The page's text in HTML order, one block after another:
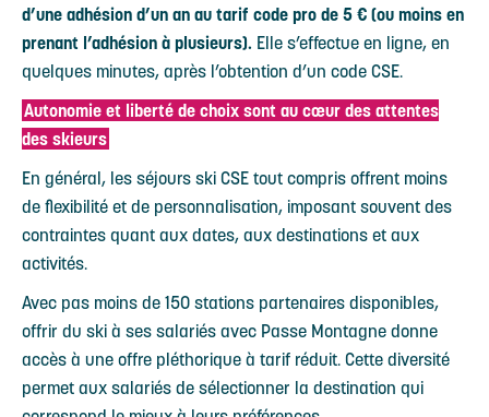
d’une adhésion d’un an au tarif code pro de 5 € (ou moins en
prenant l’adhésion à plusieurs). Elle s’effectue en ligne, en
quelques minutes, après l’obtention d’un code CSE.
Autonomie et liberté de choix sont au cœur des attentes
des skieurs
En général, les séjours ski CSE tout compris offrent moins
de flexibilité et de personnalisation, imposant souvent des
contraintes quant aux dates, aux destinations et aux
activités.
Avec pas moins de 150 stations partenaires disponibles,
offrir du ski à ses salariés avec Passe Montagne donne
accès à une offre pléthorique à tarif réduit. Cette diversité
permet aux salariés de sélectionner la destination qui